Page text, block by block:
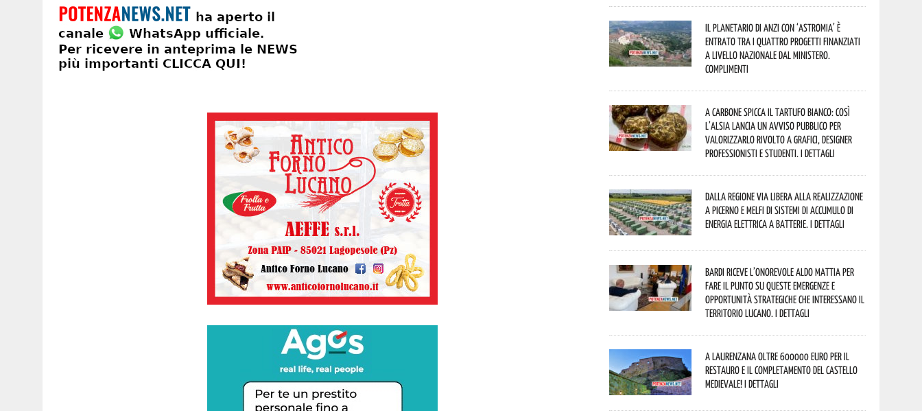
Il Planetario di Anzi con ‘Astromia’ è
entrato tra i quattro progetti finanziati
a livello nazionale dal Ministero.
Complimenti
A Carbone spicca il tartufo bianco: così
l’Alsia lancia un avviso pubblico per
valorizzarlo rivolto a grafici, designer
professionisti e studenti. I dettagli
Dalla Regione via libera alla realizzazione
a Picerno e Melfi di sistemi di accumulo di
energia elettrica a batterie. I dettagli
Bardi riceve l’onorevole Aldo Mattia per
fare il punto su queste emergenze e
opportunità strategiche che interessano il
territorio lucano. I dettagli
A Laurenzana oltre 600000 euro per il
restauro e il completamento del Castello
Medievale! I dettagli